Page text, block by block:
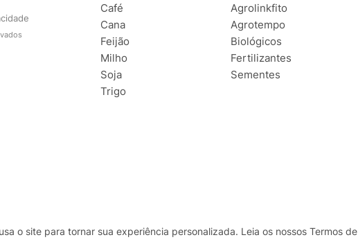
Café
Cana
Feijão
Milho
Soja
Trigo
Agrolinkfito
Agrotempo
Biológicos
Fertilizantes
Sementes
o site para tornar sua experiência personalizada. Leia os nossos Termos de